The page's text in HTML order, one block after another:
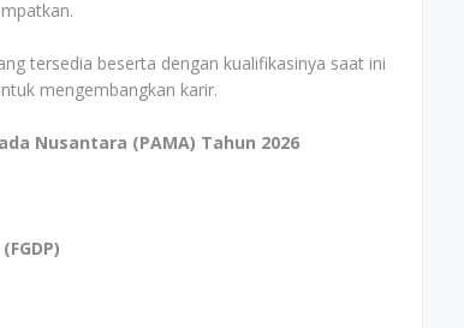
tersedia beserta dengan kualifikasinya saat ini
mengembangkan karir.
Nusantara (PAMA) Tahun 2026